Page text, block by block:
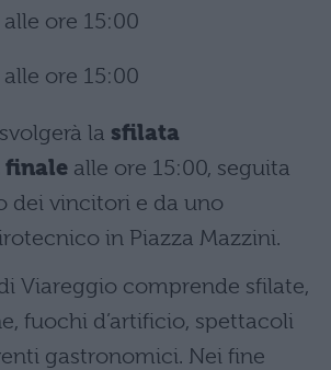
ore 15:00
ore 15:00
la sfilata
finale alle ore 15:00, seguita
dei vincitori e da uno
in Piazza Mazzini.
Viareggio comprende sfilate,
fuochi d’artificio, spettacoli
gastronomici. Nei fine